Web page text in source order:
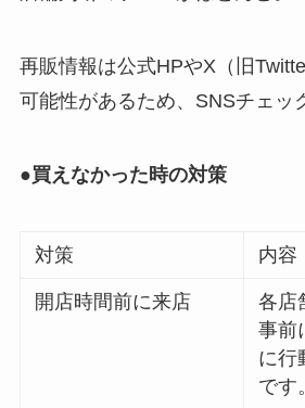
再販情報は公式HPやX（旧
可能性があるため、SNSチェッ
●買えなかった時の対策
対策 内容
開店時間前に来店
各店
事前
に行
です